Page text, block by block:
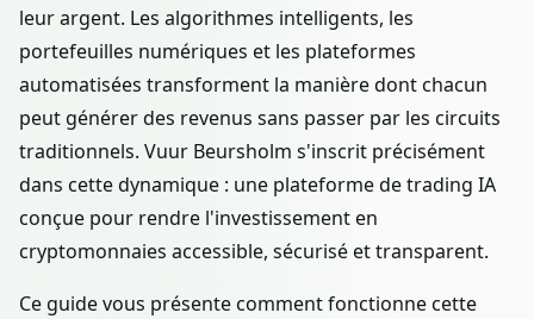
leur argent. Les algorithmes intelligents, les
portefeuilles numériques et les plateformes
automatisées transforment la manière dont chacun
peut générer des revenus sans passer par les circuits
traditionnels. Vuur Beursholm s'inscrit précisément
dans cette dynamique : une plateforme de trading IA
conçue pour rendre l'investissement en
cryptomonnaies accessible, sécurisé et transparent.
Ce guide vous présente comment fonctionne cette